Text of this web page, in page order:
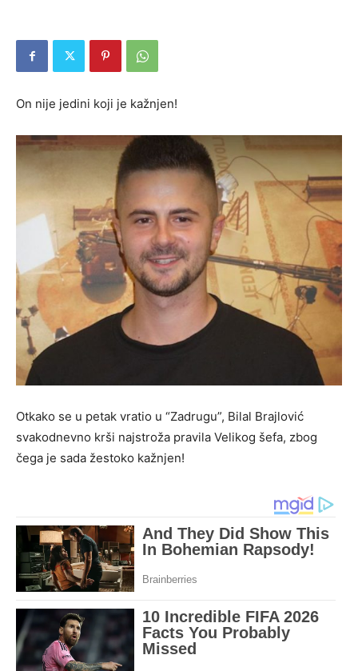
On nije jedini koji je kažnjen!
Otkako se u petak vratio u “Zadrugu”, Bilal Brajlović
svakodnevno krši najstroža pravila Velikog šefa, zbog
čega je sada žestoko kažnjen!